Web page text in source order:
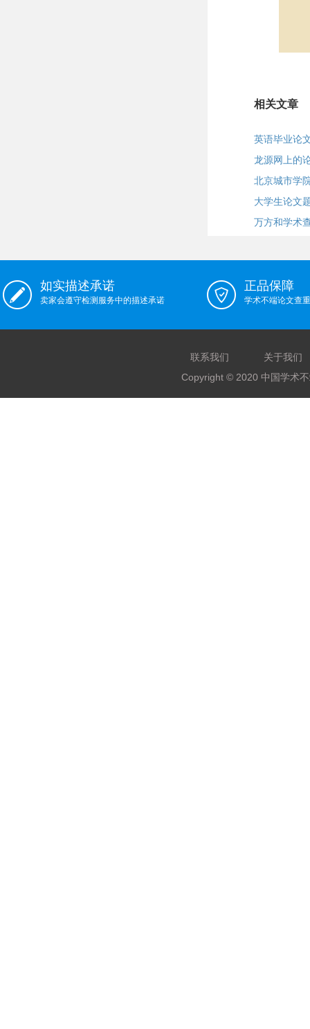
相关文章
英语毕业论
龙源网上的
北京城市学
大学生论文
万方和学术
如实描述承诺
卖家会遵守检测服务中的描述承诺
正品保障
学术不端论文查
联系我们
关于我们
Copyright © 2020 中国学术